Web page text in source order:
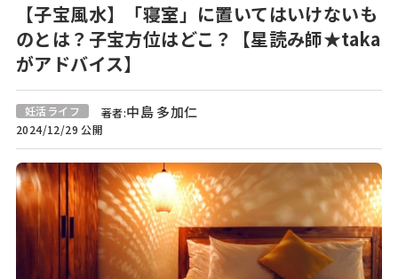
【子宝風水】「寝室」に置いてはいけないも
のとは？子宝方位はどこ？【星読み師★taka
がアドバイス】
妊活ライフ 著者:中島 多加仁
2024/12/29 公開